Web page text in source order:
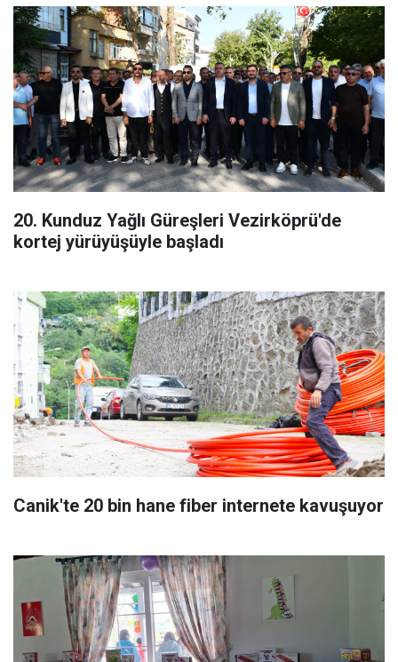
20. Kunduz Yağlı Güreşleri Vezirköprü'de
kortej yürüyüşüyle başladı
Canik'te 20 bin hane fiber internete kavuşuyor